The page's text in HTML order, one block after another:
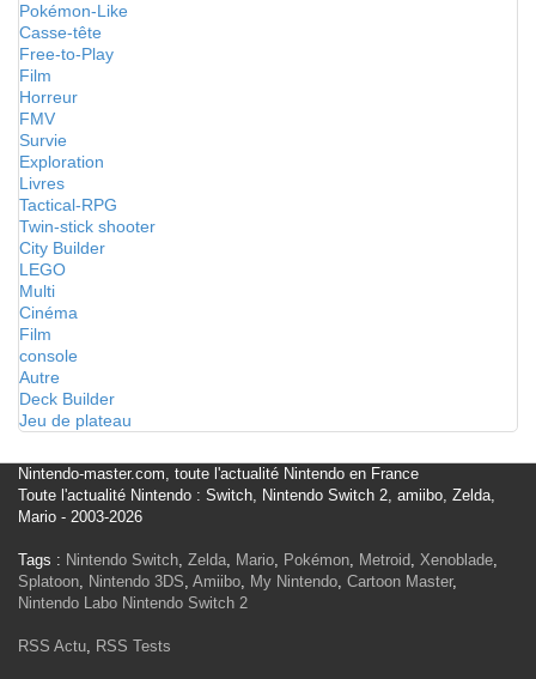
Pokémon-Like
Casse-tête
Free-to-Play
Film
Horreur
FMV
Survie
Exploration
Livres
Tactical-RPG
Twin-stick shooter
City Builder
LEGO
Multi
Cinéma
Film
console
Autre
Deck Builder
Jeu de plateau
Nintendo-master.com, toute l'actualité Nintendo en France
Toute l'actualité Nintendo : Switch, Nintendo Switch 2, amiibo, Zelda,
Mario - 2003-2026
Tags : Nintendo Switch, Zelda, Mario, Pokémon, Metroid, Xenoblade,
Splatoon, Nintendo 3DS, Amiibo, My Nintendo, Cartoon Master,
Nintendo Labo Nintendo Switch 2
RSS Actu, RSS Tests